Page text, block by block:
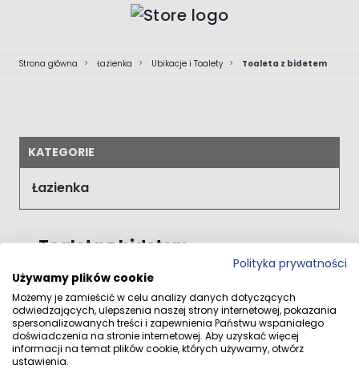
Strona główna > Łazienka > Ubikacje i Toalety > Toaleta z bidetem
KATEGORIE
Łazienka
Toaleta z bidetem
Nie możemy odnaleźć pasujących produktów do
zaznaczenia.
Polityka prywatności
Używamy plików cookie
Możemy je zamieścić w celu analizy danych dotyczących
odwiedzających, ulepszenia naszej strony internetowej, pokazania
spersonalizowanych treści i zapewnienia Państwu wspaniałego
doświadczenia na stronie internetowej. Aby uzyskać więcej
informacji na temat plików cookie, których używamy, otwórz
ustawienia.